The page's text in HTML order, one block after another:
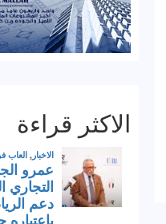
الاكثر قراءة